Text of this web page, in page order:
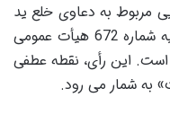
مربوط به دعاوی خلع ید
و اثبات مالکیت، صدور رأی وحدت رویه شماره 672 هیأت عمومی
دیوان عالی کشور در تاریخ ۱۳۸۳/۱۰/۰۱ است. این رأی، نقطه عطفی
به شمار می رود.